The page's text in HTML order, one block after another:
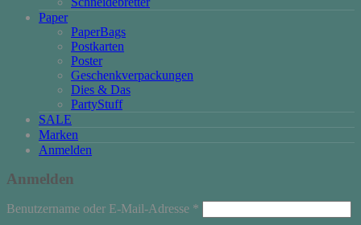
Paper
PaperBags
Postkarten
Poster
Geschenkverpackungen
Dies & Das
PartyStuff
SALE
Marken
Anmelden
Anmelden
Benutzername oder E-Mail-Adresse *